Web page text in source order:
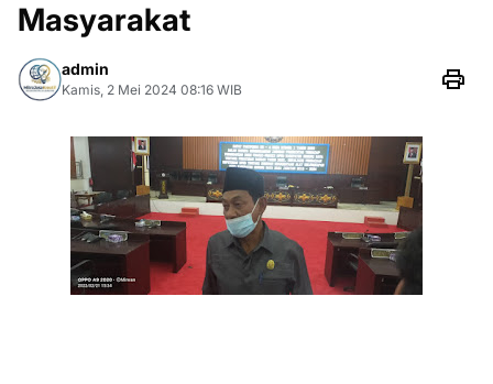
Masyarakat
admin
Kamis, 2 Mei 2024 08:16 WIB